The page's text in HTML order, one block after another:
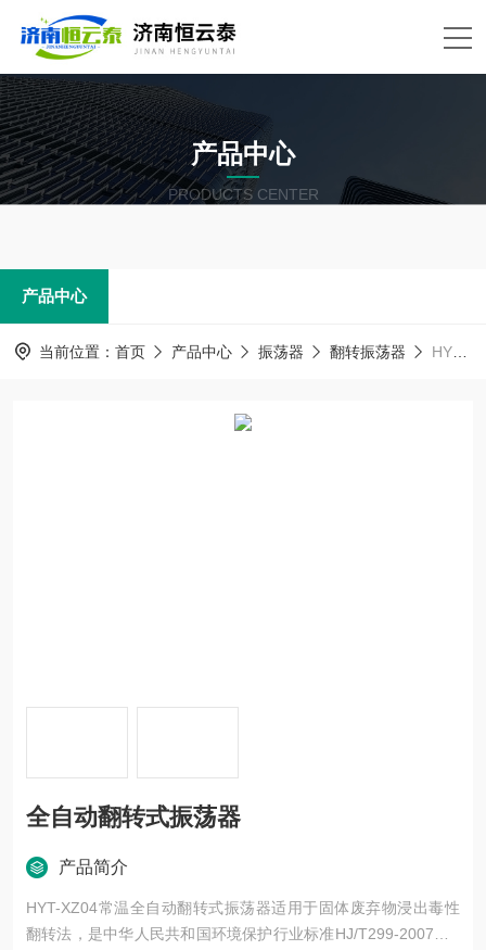
产品中心
PRODUCTS CENTER
产品中心
当前位置： 首页 产品中心 振荡器 翻转振荡器 HYT-XZ04全自动翻转式振荡器
全自动翻转式振荡器
产品简介
HYT-XZ04常温全自动翻转式振荡器适用于固体废弃物浸出毒性
翻转法，是中华人民共和国环境保护行业标准HJ/T299-2007、H